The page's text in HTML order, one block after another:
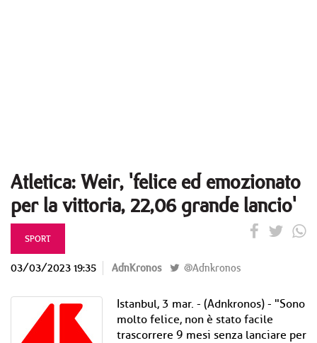
Atletica: Weir, 'felice ed emozionato
per la vittoria, 22,06 grande lancio'
SPORT
03/03/2023 19:35 AdnKronos @Adnkronos
Istanbul, 3 mar. - (Adnkronos) - "Sono
molto felice, non è stato facile
trascorrere 9 mesi senza lanciare per